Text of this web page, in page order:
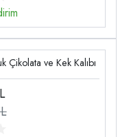
Çikolata ve Kek Kalıbı